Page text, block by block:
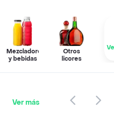
Mezcladores
y bebidas
Otros
licores
Ver más